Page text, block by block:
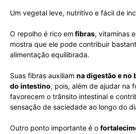
Um vegetal leve, nutritivo e fácil de
O repolho é rico em fibras, vitaminas
mostra que ele pode contribuir
alimentação equilibrada.
Suas fibras auxiliam na digestão e no
do intestino, pois, além de ajudar na
favorecem o trânsito intestinal e
sensação de saciedade ao longo do
Outro ponto importante é o